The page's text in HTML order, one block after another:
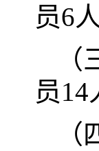
员6
员